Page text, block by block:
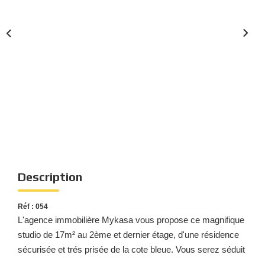
Description
Réf : 054
L'agence immobilière Mykasa vous propose ce magnifique
studio de 17m² au 2ème et dernier étage, d'une résidence
sécurisée et trés prisée de la cote bleue. Vous serez séduit